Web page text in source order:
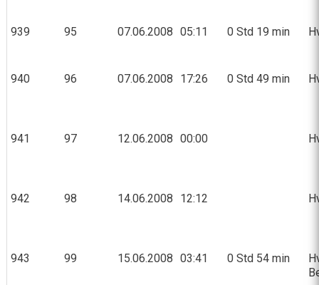
939 95 07.06.2008 05:11 0 Std 19 min
940 96 07.06.2008 17:26 0 Std 49 min
941 97 12.06.2008 00:00
942 98 14.06.2008 12:12
943 99 15.06.2008 03:41 0 Std 54 min